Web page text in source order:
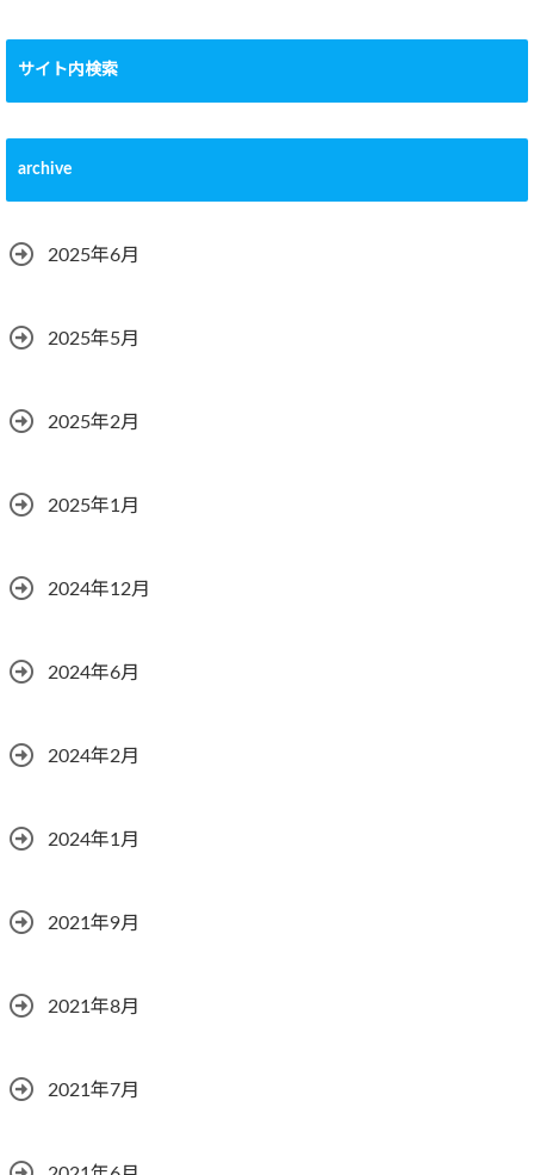
サイト内検索
archive
2025年6月
2025年5月
2025年2月
2025年1月
2024年12月
2024年6月
2024年2月
2024年1月
2021年9月
2021年8月
2021年7月